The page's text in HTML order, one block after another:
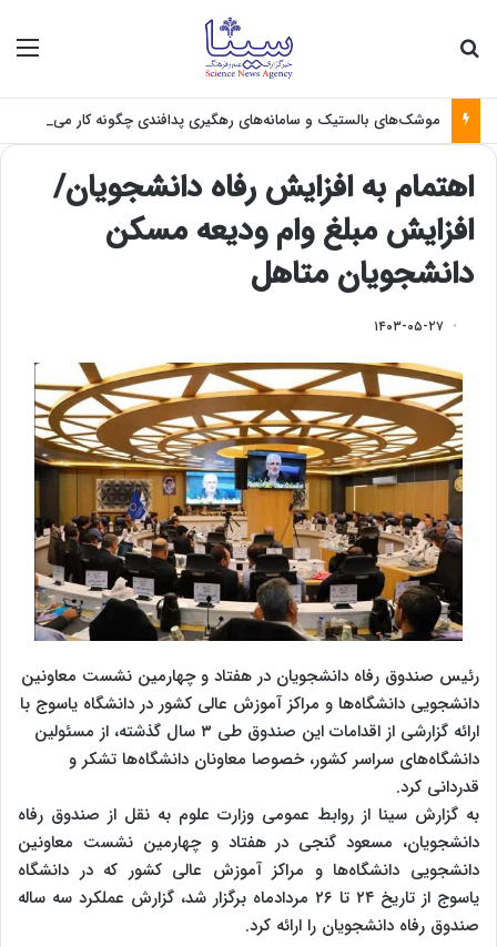
موشک‌های بالستیک و سامانه‌های رهگیری پدافندی چگونه کار می کنند؟
اهتمام به افزایش رفاه دانشجویان/
افزایش مبلغ وام ودیعه مسکن
دانشجویان متاهل
۱۴۰۳-۰۵-۲۷
رئیس صندوق رفاه دانشجویان در هفتاد و چهارمین نشست معاونین
دانشجویی دانشگاه‌ها و مراکز آموزش عالی کشور در دانشگاه یاسوج با
ارائه گزارشی از اقدامات این صندوق طی ۳ سال گذشته، از مسئولین
دانشگاه‌های سراسر کشور، خصوصا معاونان دانشگاه‌ها تشکر و
قدردانی کرد.
به گزارش سینا از روابط عمومی وزارت علوم به نقل از صندوق رفاه
دانشجویان، مسعود گنجی در هفتاد و چهارمین نشست معاونین
دانشجویی دانشگاه‌ها و مراکز آموزش عالی کشور که در دانشگاه
یاسوج از تاریخ ۲۴ تا ۲۶ مردادماه برگزار شد، گزارش عملکرد سه ساله
صندوق رفاه دانشجویان را ارائه کرد.